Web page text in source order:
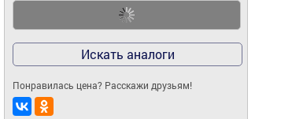
Искать аналоги
Понравилась цена? Расскажи друзьям!